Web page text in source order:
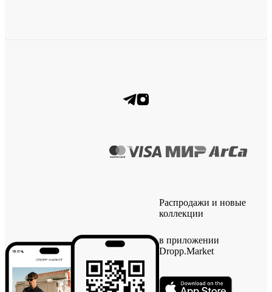
Распродажи и новые
коллекции
в приложении
Dropp.Market